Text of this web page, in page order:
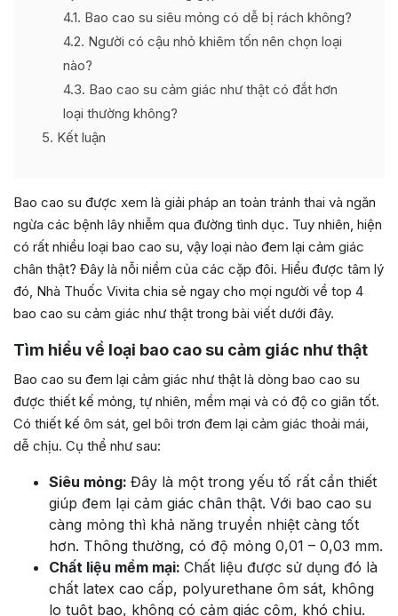
4.1 Bao cao su siêu mỏng có dễ bị rách không?
4.2 Người có cậu nhỏ khiêm tốn nên chọn loại
nào?
4.3 Bao cao su cảm giác như thật có đắt hơn
loại thường không?
5 Kết luận
Bao cao su được xem là giải pháp an toàn tránh thai và ngăn
ngừa các bệnh lây nhiễm qua đường tình dục. Tuy nhiên, hiện
có rất nhiều loại bao cao su, vậy loại nào đem lại cảm giác
chân thật? Đây là nỗi niềm của các cặp đôi. Hiểu được tâm lý
đó, Nhà Thuốc Vivita chia sẻ ngay cho mọi người về top 4
bao cao su cảm giác như thật trong bài viết dưới đây.
Tìm hiểu về loại bao cao su cảm giác như thật
Bao cao su đem lại cảm giác như thật là dòng bao cao su
được thiết kế mỏng, tự nhiên, mềm mại và có độ co giãn tốt.
Có thiết kế ôm sát, gel bôi trơn đem lại cảm giác thoải mái,
dễ chịu. Cụ thể như sau:
Siêu mỏng: Đây là một trong yếu tố rất cần thiết
giúp đem lại cảm giác chân thật. Với bao cao su
càng mỏng thì khả năng truyền nhiệt càng tốt
hơn. Thông thường, có độ mỏng 0,01 – 0,03 mm.
Chất liệu mềm mại: Chất liệu được sử dụng đó là
chất latex cao cấp, polyurethane ôm sát, không
lo tuột bao, không có cảm giác cộm, khó chịu.